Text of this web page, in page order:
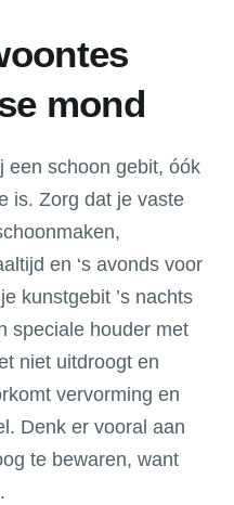
mond
een schoon gebit, óók
is. Zorg dat je vaste
en ‘s avonds voor
kunstgebit ’s nachts
speciale houder met
niet uitdroogt en
vervorming en
Denk er vooral aan
te bewaren, want